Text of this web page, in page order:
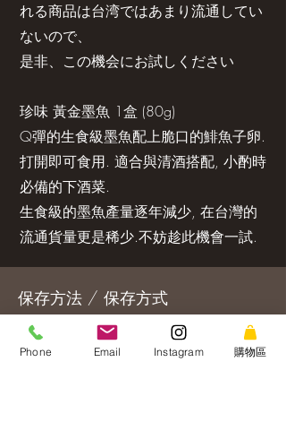
れる商品は台湾ではあまり流通してい
ないので、
是非、この機会にお試しください
珍味 黃金墨魚 1盒 (80g)
Q彈的生食級墨魚配上脆口的鯡魚子卵.
打開即可食用. 適合與清酒搭配, 小酌時
必備的下酒菜.
生食級的墨魚產量逐年減少, 在台灣的
流通貨量更是稀少.不妨趁此機會一試.
保存方法 / 保存方式
冷凍庫にて約６か月～１年、冷蔵庫にて
解凍後３～４日でお召し上がりくださ
Phone Email Instagram 購物區